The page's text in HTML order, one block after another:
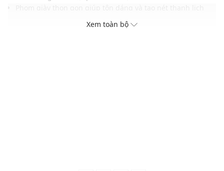
Quai hậu điều chỉnh linh hoạt giúp ôm chân vừa vặn
Tông màu sang trọng dễ phối cùng nhiều trang phục
Xem toàn bộ